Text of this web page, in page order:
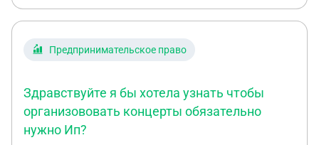
Предпринимательское право
Здравствуйте я бы хотела узнать чтобы
организововать концерты обязательно
нужно Ип?